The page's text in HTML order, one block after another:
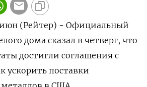
(Рейтер) - Официальный
дома сказал в четверг, что
достигли соглашения с
ускорить поставки